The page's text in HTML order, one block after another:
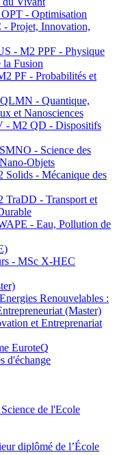
- Optimisation
Projet, Innovation,
- M2 PPF - Physique
la Fusion
PF - Probabilités et
- Quantique,
et Nanosciences
M2 QD - Dispositifs
- Science des
Objets
- Mécanique des
- Transport et
- Eau, Pollution de
- MSc X-HEC
Renouvelables :
(Master)
et Entreprenariat
EuroteQ
d'échange
de l'Ecole
diplômé de l’École